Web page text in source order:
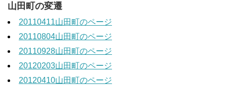
山田町の変遷
20110411山田町のページ
20110804山田町のページ
20110928山田町のページ
20120203山田町のページ
20120410山田町のページ